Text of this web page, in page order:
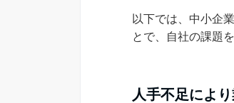
以下では、中小企
とで、自社の課題
人手不足によ